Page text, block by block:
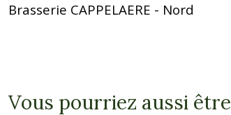
Brasserie CAPPELAERE - Nord
Vous pourriez aussi